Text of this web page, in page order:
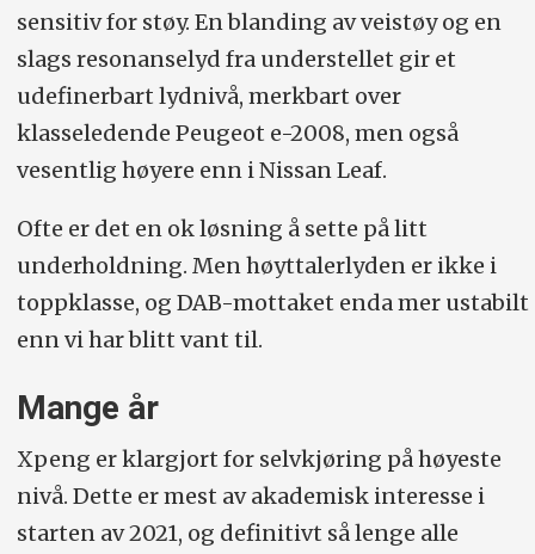
sensitiv for støy. En blanding av veistøy og en
slags resonanselyd fra understellet gir et
udefinerbart lydnivå, merkbart over
klasseledende Peugeot e-2008, men også
vesentlig høyere enn i Nissan Leaf.
Ofte er det en ok løsning å sette på litt
underholdning. Men høyttalerlyden er ikke i
toppklasse, og DAB-mottaket enda mer ustabilt
enn vi har blitt vant til.
Mange år
Xpeng er klargjort for selvkjøring på høyeste
nivå. Dette er mest av akademisk interesse i
starten av 2021, og definitivt så lenge alle